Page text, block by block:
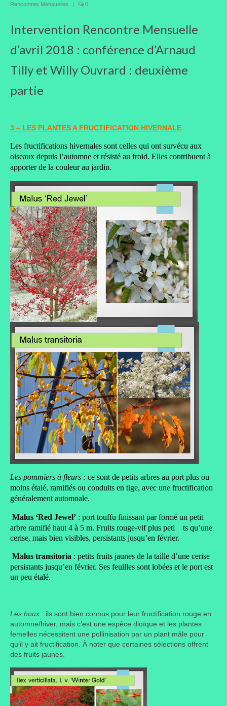
Vannerie
Bibliothèque
Listes
Evénements
Amis jardiniers du Devon
Fête des plantes
Florescence
Portes ouvertes
Visites de jardins
Autres
Flore et faune
Flore
Arbustes
Graminées
Vivaces
Faune
Oiseaux
Et aussi…
Liens préférés de JPL
Dictons
Recettes
Entrées
Plats principaux
Desserts
Autres
Infos pratiques
Règlement Intérieur – Statuts et cotisation JPL
2016/17
Où trouver le local de JPL ?
Rencontres Mensuelles
| 0
Intervention Rencontre Mensuelle
d’avril 2018 : conférence d’Arnaud
Tilly et Willy Ouvrard : deuxième
partie
3 – LES PLANTES A FRUCTIFICATION HIVERNALE
Les fructifications hivernales sont celles qui ont survécu aux
oiseaux depuis l’automne et résisté au froid. Elles contribuent à
apporter de la couleur au jardin.
Les pommiers à fleurs : ce sont de petits arbres au port plus ou
moins étalé, ramifiés ou conduits en tige, avec une fructification
généralement automnale.
Malus ‘Red Jewel’ : port touffu finissant par formé un petit
arbre ramifié haut 4 à 5 m. Fruits rouge-vif plus peti ts qu’une
cerise, mais bien visibles, persistants jusqu’en février.
Malus transitoria : petits fruits jaunes de la taille d’une cerise
persistants jusqu’en février. Ses feuilles sont lobées et le port est
un peu étalé.
Les houx : ils sont bien connus pour leur fructification rouge en
automne/hiver, mais c’est une espèce dioïque et les plantes
femelles nécessitent une pollinisation par un plant mâle pour
qu’il y ait fructification. À noter que certaines sélections offrent
des fruits jaunes.